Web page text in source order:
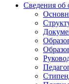
Сведения об